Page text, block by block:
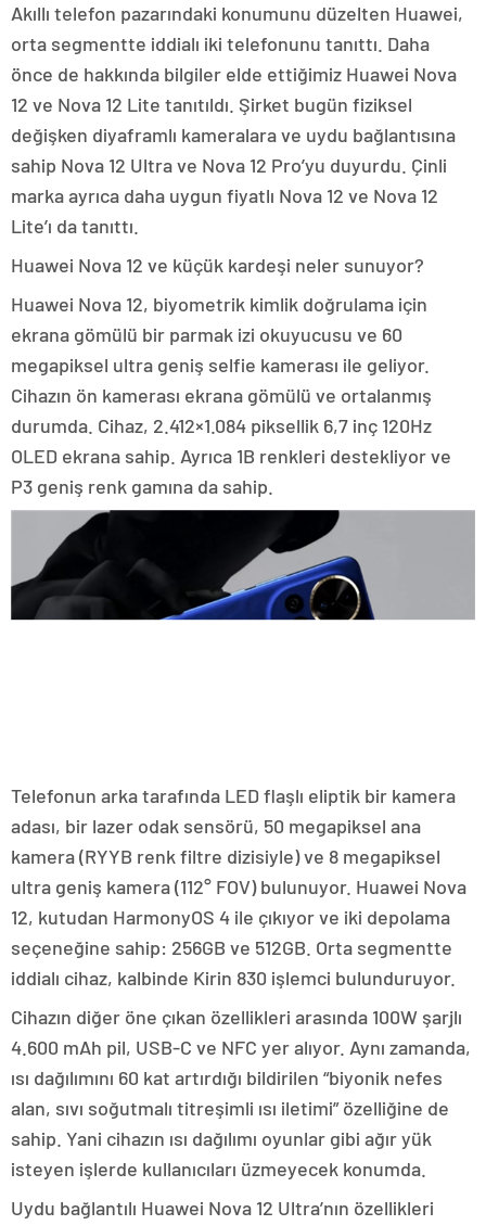
Akıllı telefon pazarındaki konumunu düzelten Huawei,
orta segmentte iddialı iki telefonunu tanıttı. Daha
önce de hakkında bilgiler elde ettiğimiz Huawei Nova
12 ve Nova 12 Lite tanıtıldı. Şirket bugün fiziksel
değişken diyaframlı kameralara ve uydu bağlantısına
sahip Nova 12 Ultra ve Nova 12 Pro’yu duyurdu. Çinli
marka ayrıca daha uygun fiyatlı Nova 12 ve Nova 12
Lite’ı da tanıttı.
Huawei Nova 12 ve küçük kardeşi neler sunuyor?
Huawei Nova 12, biyometrik kimlik doğrulama için
ekrana gömülü bir parmak izi okuyucusu ve 60
megapiksel ultra geniş selfie kamerası ile geliyor.
Cihazın ön kamerası ekrana gömülü ve ortalanmış
durumda. Cihaz, 2.412×1.084 piksellik 6,7 inç 120Hz
OLED ekrana sahip. Ayrıca 1B renkleri destekliyor ve
P3 geniş renk gamına da sahip.
Telefonun arka tarafında LED flaşlı eliptik bir kamera
adası, bir lazer odak sensörü, 50 megapiksel ana
kamera (RYYB renk filtre dizisiyle) ve 8 megapiksel
ultra geniş kamera (112° FOV) bulunuyor. Huawei Nova
12, kutudan HarmonyOS 4 ile çıkıyor ve iki depolama
seçeneğine sahip: 256GB ve 512GB. Orta segmentte
iddialı cihaz, kalbinde Kirin 830 işlemci bulunduruyor.
Cihazın diğer öne çıkan özellikleri arasında 100W şarjlı
4.600 mAh pil, USB-C ve NFC yer alıyor. Aynı zamanda,
ısı dağılımını 60 kat artırdığı bildirilen “biyonik nefes
alan, sıvı soğutmalı titreşimli ısı iletimi” özelliğine de
sahip. Yani cihazın ısı dağılımı oyunlar gibi ağır yük
isteyen işlerde kullanıcıları üzmeyecek konumda.
Uydu bağlantılı Huawei Nova 12 Ultra’nın özellikleri